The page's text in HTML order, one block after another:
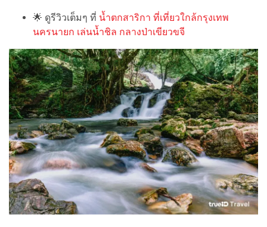
🌟 ดูรีวิวเต็มๆ ที่ น้ำตกสาริกา ที่เที่ยวใกล้กรุงเทพ
นครนายก เล่นน้ำชิล กลางป่าเขียวขจี